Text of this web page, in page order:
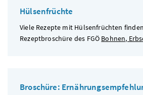
Hülsenfrüchte
Viele Rezepte mit Hülsenfrüchten
Rezeptbroschüre des FGÖ Bohnen,
Broschüre: